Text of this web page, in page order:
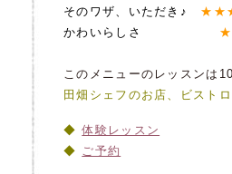
そのワザ、いただき♪
かわいらしさ ★
このメニューのレッスンは
田畑シェフのお店、ビスト
体験レッスン
ご予約